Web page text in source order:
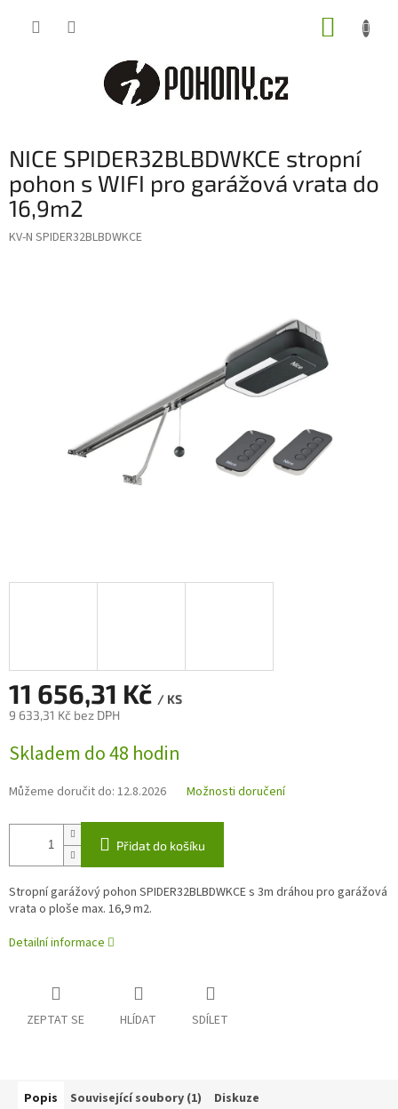
NICE SPIDER32BLBDWKCE stropní
pohon s WIFI pro garážová vrata do
16,9m2
KV-N SPIDER32BLBDWKCE
11 656,31 Kč / KS
9 633,31 Kč bez DPH
cena:
Skladem do 48 hodin
Můžeme doručit do: 12.8.2026 Možnosti doručení
Přidat do košíku
Stropní garážový pohon SPIDER32BLBDWKCE s 3m dráhou pro garážová
vrata o ploše max. 16,9 m2.
Detailní informace
ZEPTAT SE HLÍDAT SDÍLET
Popis Související soubory (1) Diskuze